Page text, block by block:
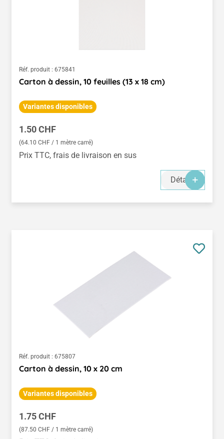
Réf. produit : 675841
Carton à dessin, 10 feuilles (13 x 18 cm)
Variantes disponibles
Prix régulier :
1.50 CHF
(64.10 CHF / 1 mètre carré)
Prix TTC, frais de livraison en sus
Détails
Réf. produit : 675807
Carton à dessin, 10 x 20 cm
Variantes disponibles
Prix régulier :
1.75 CHF
(87.50 CHF / 1 mètre carré)